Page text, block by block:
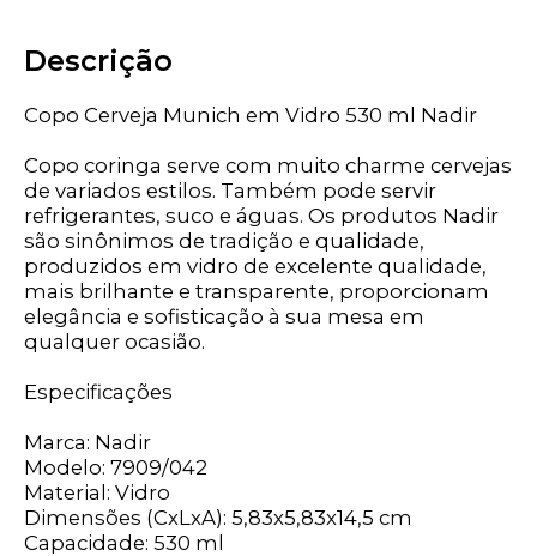
Descrição
Copo Cerveja Munich em Vidro 530 ml Nadir
Copo coringa serve com muito charme cervejas
de variados estilos. Também pode servir
refrigerantes, suco e águas. Os produtos Nadir
são sinônimos de tradição e qualidade,
produzidos em vidro de excelente qualidade,
mais brilhante e transparente, proporcionam
elegância e sofisticação à sua mesa em
qualquer ocasião.
Especificações
Marca: Nadir
Modelo: 7909/042
Material: Vidro
Dimensões (CxLxA): 5,83x5,83x14,5 cm
Capacidade: 530 ml